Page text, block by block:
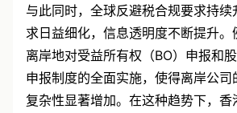
与此同时，全球反避税合规要求持
求日益细化，信息透明度不断提升。
离岸地对受益所有权（BO）申报和股
申报制度的全面实施，使得离岸公司
复杂性显著增加。在这种趋势下，香